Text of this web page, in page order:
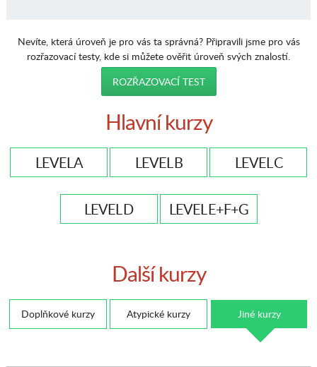
Nevíte, která úroveň je pro vás ta správná? Připravili jsme pro vás
rozřazovací testy, kde si můžete ověřit úroveň svých znalostí.
ROZŘAZOVACÍ TEST
Hlavní kurzy
LEVEL A LEVEL B LEVEL C
LEVEL D LEVEL E+F+G
Další kurzy
Doplňkové kurzy Atypické kurzy Jiné kurzy